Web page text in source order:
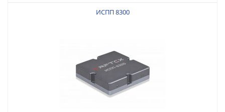
ИСПП 8300